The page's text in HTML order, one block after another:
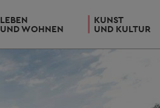
LEBEN
UND WOHNEN
KUNST
UND KULTUR